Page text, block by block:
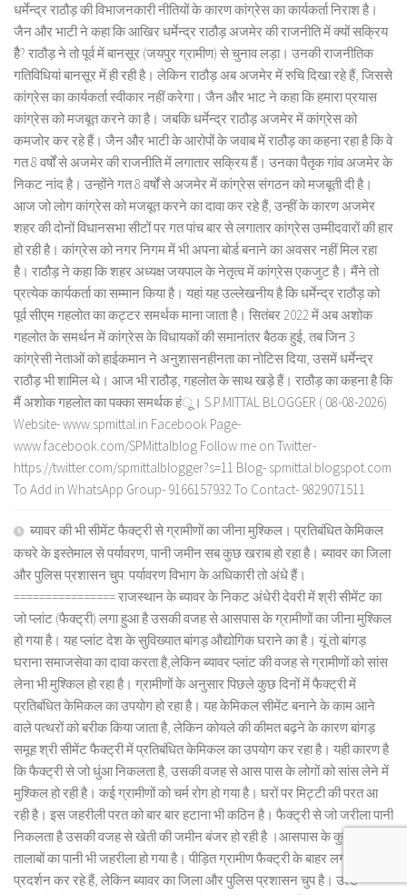
धर्मेन्द्र राठौड़ की विभाजनकारी नीतियों के कारण कांग्रेस का कार्यकर्ता निराश है।
जैन और भाटी ने कहा कि आखिर धर्मेन्द्र राठौड़ अजमेर की राजनीति में क्यों सक्रिय
हैै? राठौड़ ने तो पूर्व में बानसूर (जयपुर ग्रामीण) से चुनाव लड़ा। उनकी राजनीतिक
गतिविधियां बानसूर में ही रही है। लेकिन राठौड़ अब अजमेर में रुचि दिखा रहे हैं, जिससे
कांग्रेस का कार्यकर्ता स्वीकार नहीं करेगा। जैन और भाट ने कहा कि हमारा प्रयास
कांग्रेस को मजबूत करने का है। जबकि धर्मेन्द्र राठौड़ अजमेर में कांग्रेस को
कमजोर कर रहे हैं। जैन और भाटी के आरोपों के जवाब में राठौड़ का कहना रहा है कि वे
गत 8 वर्षों से अजमेर की राजनीति में लगातार सक्रिय हैं। उनका पैतृक गांव अजमेर के
निकट नांद है। उन्होंने गत 8 वर्षों से अजमेर में कांग्रेस संगठन को मजबूती दी है।
आज जो लोग कांग्रेस को मजबूत करने का दावा कर रहे हैं, उन्हीं के कारण अजमेर
शहर की दोनों विधानसभा सीटों पर गत पांच बार से लगातार कांग्रेस उम्मीदवारों की हार
हो रही है। कांग्रेस को नगर निगम में भी अपना बोर्ड बनाने का अवसर नहीं मिल रहा
है। राठौड़ ने कहा कि शहर अध्यक्ष जयपाल के नेतृत्व में कांग्रेस एकजुट है। मैंने तो
प्रत्येक कार्यकर्ता का सम्मान किया है। यहां यह उल्लेखनीय है कि धर्मेन्द्र राठौड़ को
पूर्व सीएम गहलोत का कट्टर समर्थक माना जाता है। सितंबर 2022 में अब अशोक
गहलोत के समर्थन में कांग्रेस के विधायकों की समानांतर बैठक हुई, तब जिन 3
कांग्रेसी नेताओं को हाईकमान ने अनुशासनहीनता का नोटिस दिया, उसमें धर्मेन्द्र
राठौड़ भी शामिल थे। आज भी राठौड़, गहलोत के साथ खड़े हैं। राठौड़ का कहना है कि
मैं अशोक गहलोत का पक्का समर्थक हंू। S.P.MITTAL BLOGGER ( 08-08-2026)
Website- www.spmittal.in Facebook Page-
www.facebook.com/SPMittalblog Follow me on Twitter-
https://twitter.com/spmittalblogger?s=11 Blog- spmittal.blogspot.com
To Add in WhatsApp Group- 9166157932 To Contact- 9829071511
ब्यावर की भी सीमेंट फैक्ट्री से ग्रामीणों का जीना मुश्किल। प्रतिबंधित केमिकल
कचरे के इस्तेमाल से पर्यावरण, पानी जमीन सब कुछ खराब हो रहा है। ब्यावर का जिला
और पुलिस प्रशासन चुप: पर्यावरण विभाग के अधिकारी तो अंधे हैं।
================ राजस्थान के ब्यावर के निकट अंधेरी देवरी में श्री सीमेंट का
जो प्लांट (फैक्ट्री) लगा हुआ है उसकी वजह से आसपास के ग्रामीणों का जीना मुश्किल
हो गया है। यह प्लांट देश के सुविख्यात बांगड़ औद्योगिक घराने का है। यूं तो बांगड़
घराना समाजसेवा का दावा करता है,लेकिन ब्यावर प्लांट की वजह से ग्रामीणों को सांस
लेना भी मुश्किल हो रहा है। ग्रामीणों के अनुसार पिछले कुछ दिनों में फैक्ट्री में
प्रतिबंधित केमिकल का उपयोग हो रहा है। यह केमिकल सीमेंट बनाने के काम आने
वाले पत्थरों को बरीक किया जाता है, लेकिन कोयले की कीमत बढ़ने के कारण बांगड़
समूह श्री सीमेंट फैक्ट्री में प्रतिबंधित केमिकल का उपयोग कर रहा है। यही कारण है
कि फैक्ट्री से जो धुंआ निकलता है, उसकी वजह से आस पास के लोगों को सांस लेने में
मुश्किल हो रही है। कई ग्रामीणों को चर्म रोग हो गया है। घरों पर मिट्टी की परत आ
रही है। इस जहरीली परत को बार बार हटाना भी कठिन है। फैक्ट्री से जो जरीला पानी
निकलता है उसकी वजह से खेती की जमीन बंजर हो रही है ।आसपास के कुओं और
तालाबों का पानी भी जहरीला हो गया है। पीड़ित ग्रामीण फैक्ट्री के बाहर लगातार धरना
प्रदर्शन कर रहे हैं, लेकिन ब्यावर का जिला और पुलिस प्रशासन चुप है। उल्टे